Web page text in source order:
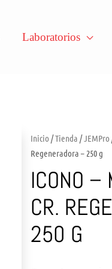
Laboratorios
Inicio /Tienda /JEMPro
Regeneradora – 250 g
ICONO –
CR.
250 G